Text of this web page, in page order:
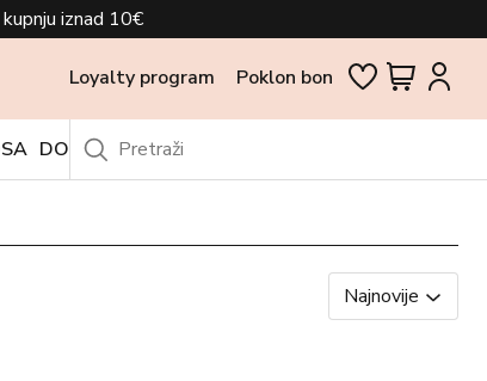
iznad 10€
Loyalty program Poklon bon
DODACI OUTLET
Najnovije